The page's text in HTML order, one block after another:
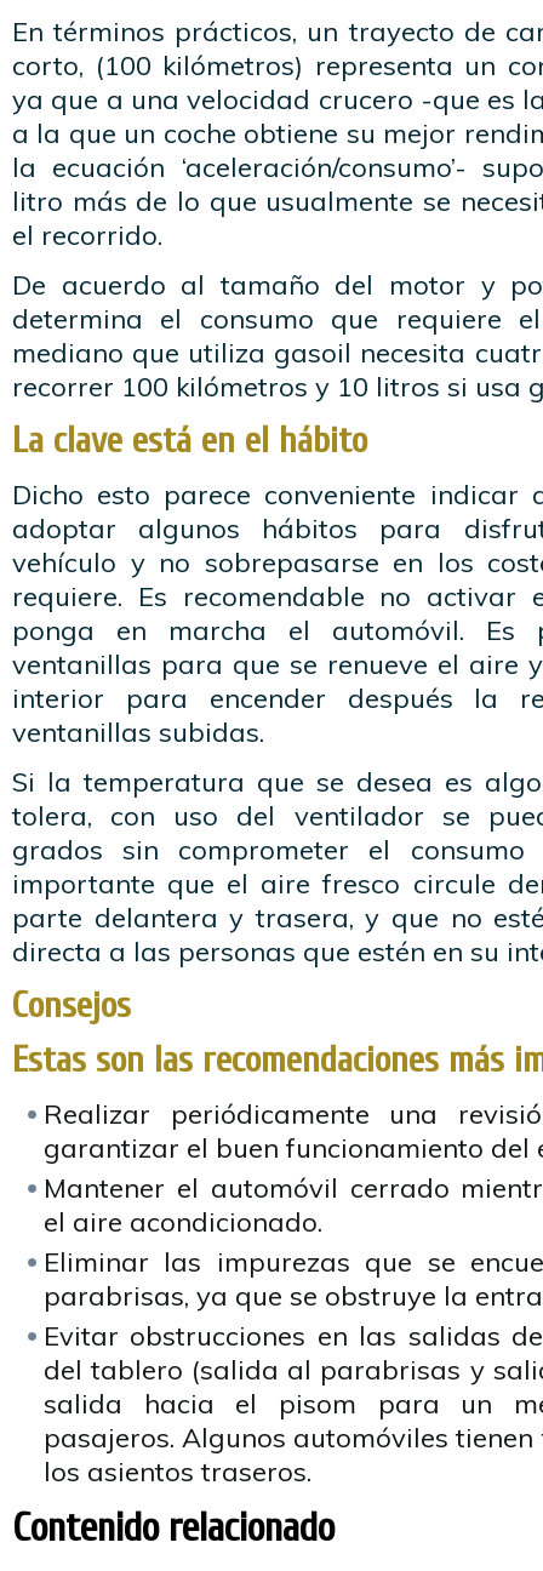
En términos prácticos, un trayecto de
corto, (100 kilómetros) representa un
ya que a una velocidad crucero -que es
a la que un coche obtiene su mejor
la ecuación ‘aceleración/consumo’-
litro más de lo que usualmente se
el recorrido.
De acuerdo al tamaño del motor y
determina el consumo que requiere
mediano que utiliza gasoil necesita
recorrer 100 kilómetros y 10 litros si usa
La clave está en el hábito
Dicho esto parece conveniente indicar
adoptar algunos hábitos para
vehículo y no sobrepasarse en los
requiere. Es recomendable no
ponga en marcha el automóvil. Es
ventanillas para que se renueve el aire
interior para encender después la
ventanillas subidas.
Si la temperatura que se desea es
tolera, con uso del ventilador se
grados sin comprometer el consumo
importante que el aire fresco circule
parte delantera y trasera, y que no
directa a las personas que estén en su
Consejos
Estas son las recomendaciones más
Realizar periódicamente una
garantizar el buen funcionamiento del
Mantener el automóvil cerrado
el aire acondicionado.
Eliminar las impurezas que se
parabrisas, ya que se obstruye la
Evitar obstrucciones en las salidas
del tablero (salida al parabrisas y
salida hacia el pisom para un
pasajeros. Algunos automóviles
los asientos traseros.
Contenido relacionado